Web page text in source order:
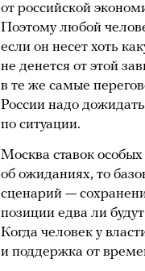
от российской
Поэтому любой
если он несет хоть
не денется от этой
в те же самые
России надо
по ситуации.
Москва ставок
об ожиданиях, то
сценарий —
позиции едва ли
Когда человек у
и поддержка от